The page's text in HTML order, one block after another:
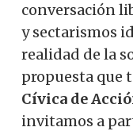
conversación
y sectarismos
realidad de la
propuesta que
Cívica de
invitamos a